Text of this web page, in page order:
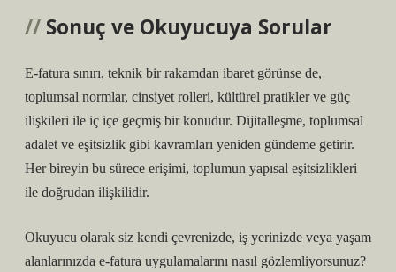
Sonuç ve Okuyucuya Sorular
E-fatura sınırı, teknik bir rakamdan ibaret görünse de,
toplumsal normlar, cinsiyet rolleri, kültürel pratikler ve güç
ilişkileri ile iç içe geçmiş bir konudur. Dijitalleşme, toplumsal
adalet ve eşitsizlik gibi kavramları yeniden gündeme getirir.
Her bireyin bu sürece erişimi, toplumun yapısal eşitsizlikleri
ile doğrudan ilişkilidir.
Okuyucu olarak siz kendi çevrenizde, iş yerinizde veya yaşam
alanlarınızda e-fatura uygulamalarını nasıl gözlemliyorsunuz?